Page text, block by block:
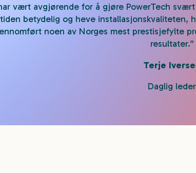
vært avgjørende for å gjøre PowerTech
betydelig og heve installasjonskvaliteten,
noen av Norges mest prestisjefylte
resultater.”
Terje
Daglig leder